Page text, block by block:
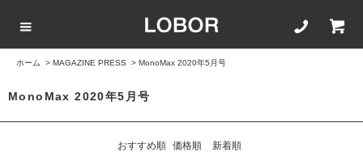
ホーム > MAGAZINE PRESS > MonoMax 2020年5月号
MonoMax 2020年5月号
おすすめ順 価格順 新着順